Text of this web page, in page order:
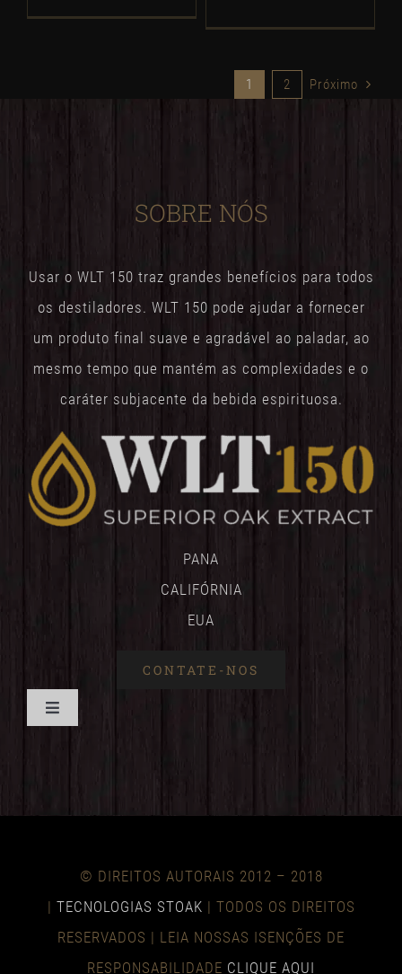
1 2 Próximo
SOBRE NÓS
Usar o WLT 150 traz grandes benefícios para todos
os destiladores. WLT 150 pode ajudar a fornecer
um produto final suave e agradável ao paladar, ao
mesmo tempo que mantém as complexidades e o
caráter subjacente da bebida espirituosa.
PANA
CALIFÓRNIA
EUA
CONTATE-NOS
Alternar
BENEFÍCIOS
© DIREITOS AUTORAIS 2012 – 2018
| TECNOLOGIAS STOAK | TODOS OS DIREITOS
RESERVADOS | LEIA NOSSAS ISENÇÕES DE
RESPONSABILIDADE CLIQUE AQUI